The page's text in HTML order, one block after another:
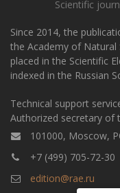
Scientific
Since 2014, the
the Academy of Natural
placed in the Scientific
indexed in the Russian
Technical support
Authorized secretary of
101000, Moscow,
+7 (499) 705-72-30
edition@rae.ru